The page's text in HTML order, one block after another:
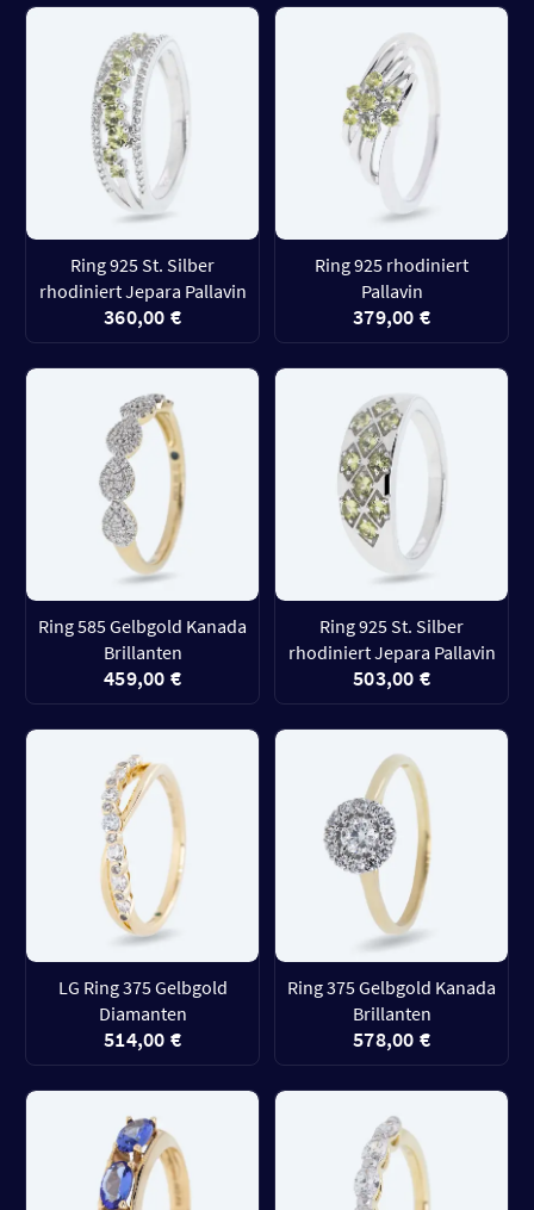
Ring 925 St. Silber
rhodiniert Jepara Pallavin
360,00 €
Ring 925 rhodiniert
Pallavin
379,00 €
Ring 585 Gelbgold Kanada
Brillanten
459,00 €
Ring 925 St. Silber
rhodiniert Jepara Pallavin
503,00 €
LG Ring 375 Gelbgold
Diamanten
514,00 €
Ring 375 Gelbgold Kanada
Brillanten
578,00 €